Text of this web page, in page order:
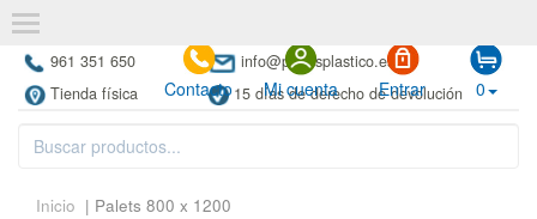
961 351 650
info@paletsplastico.es
Tienda física
15 días de derecho de devolución
Contacto Mi cuenta Entrar 0
Inicio | Palets 800 x 1200